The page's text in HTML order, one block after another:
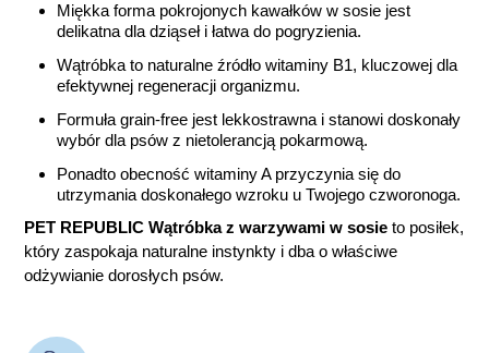
Miękka forma pokrojonych kawałków w sosie jest
delikatna dla dziąseł i łatwa do pogryzienia.
Wątróbka to naturalne źródło witaminy B1, kluczowej dla
efektywnej regeneracji organizmu.
Formuła grain-free jest lekkostrawna i stanowi doskonały
wybór dla psów z nietolerancją pokarmową.
Ponadto obecność witaminy A przyczynia się do
utrzymania doskonałego wzroku u Twojego czworonoga.
PET REPUBLIC Wątróbka z warzywami w sosie to posiłek,
który zaspokaja naturalne instynkty i dba o właściwe
odżywianie dorosłych psów.